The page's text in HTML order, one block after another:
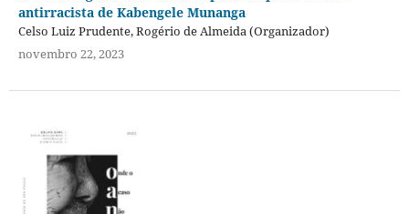
antirracista de Kabengele Munanga
Celso Luiz Prudente, Rogério de Almeida (Organizador)
novembro 22, 2023